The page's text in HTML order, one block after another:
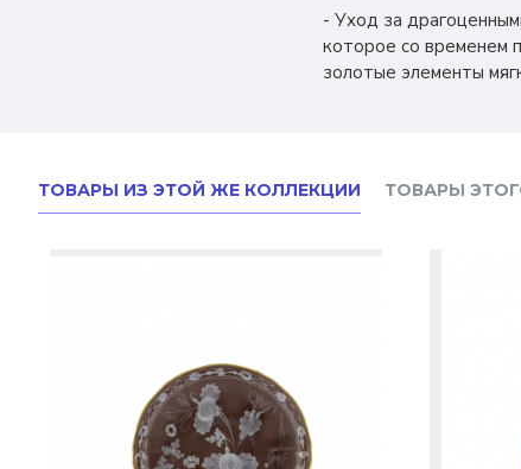
- Уход за
которое со временем
золотые элементы
ТОВАРЫ ИЗ ЭТОЙ ЖЕ КОЛЛЕКЦИИ ТОВАРЫ